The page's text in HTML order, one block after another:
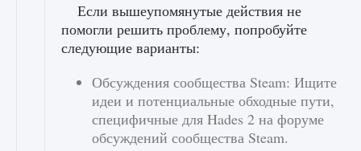
Если вышеупомянутые действия не
помогли решить проблему, попробуйте
следующие варианты:
Обсуждения сообщества Steam: Ищите
идеи и потенциальные обходные пути,
специфичные для Hades 2 на форуме
обсуждений сообщества Steam.